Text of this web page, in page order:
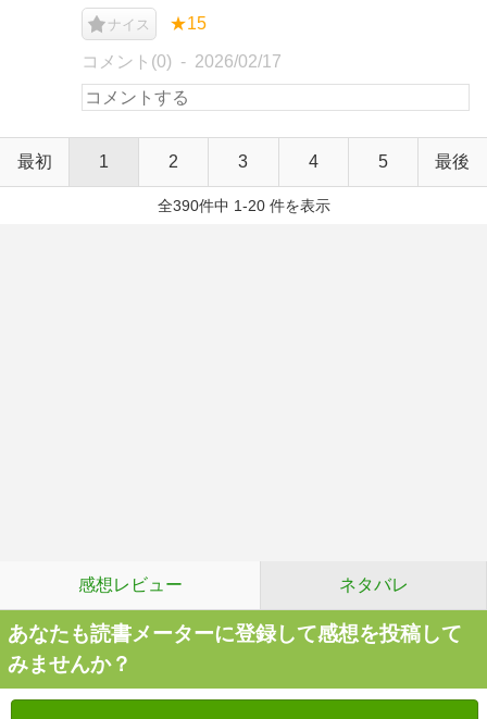
ナイス ★15
コメント(0) 2026/02/17
最初 1 2 3 4 5 最後
全390件中 1-20 件を表示
感想レビュー ネタバレ
あなたも読書メーターに登録して感想を投稿して
みませんか？